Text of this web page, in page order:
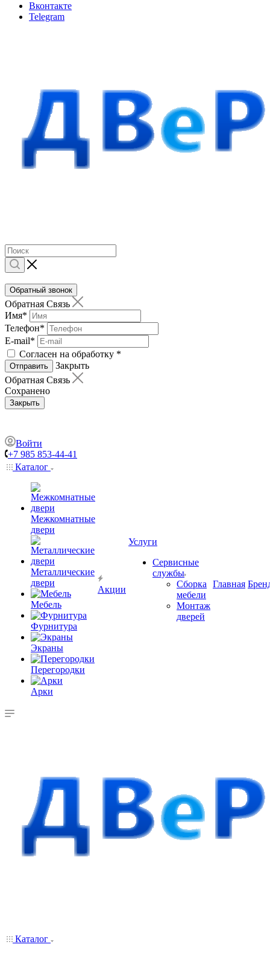
Вконтакте
Telegram
Обратный звонок
Обратная Связь
Имя*
Телефон*
E-mail*
Согласен на обработку *
Отправить
Закрыть
Обратная Связь
Сохранено
Закрыть
Войти
+7 985 853-44-41
Каталог
Межкомнатные
двери
Металлические
двери
Мебель
Фурнитура
Экраны
Перегородки
Арки
Акции
Услуги
Сервисные
службы
Сборка
мебели
Монтаж
дверей
Главная
Каталог